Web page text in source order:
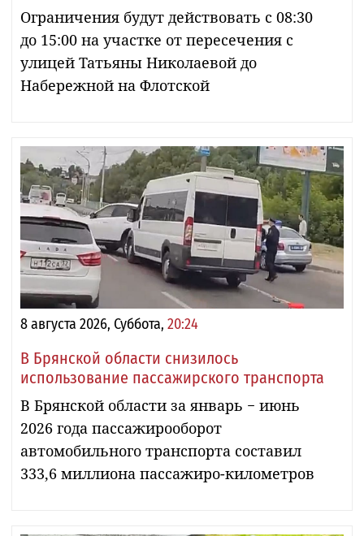
Ограничения будут действовать с 08:30
до 15:00 на участке от пересечения с
улицей Татьяны Николаевой до
Набережной на Флотской
8 августа 2026, Суббота, 20:24
В Брянской области снизилось
использование пассажирского транспорта
В Брянской области за январь − июнь
2026 года пассажирооборот
автомобильного транспорта составил
333,6 миллиона пассажиро-километров